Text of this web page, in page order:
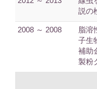
説の
2008 ～ 2008
脂溶
子生
補助
製粉